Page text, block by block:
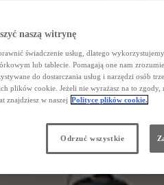
naszą witrynę
świadczenie usług, dlatego
lub tablecie. Pomagają one nam
do dostarczania usług i narzędzi osób
plików cookie. Jeżeli nie wyrażasz na to zgody,
znajdziesz w naszej Polityce plików cookie.
Odrzuć wszystkie